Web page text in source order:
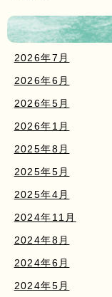
2026年7月
2026年6月
2026年5月
2026年1月
2025年8月
2025年5月
2025年4月
2024年11月
2024年8月
2024年6月
2024年5月